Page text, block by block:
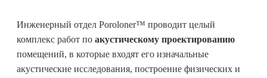
Инженерный отдел Poroloner™ проводит целый
комплекс работ по акустическому проектированию
помещений, в которые входят его изначальные
акустические исследования, построение физических и